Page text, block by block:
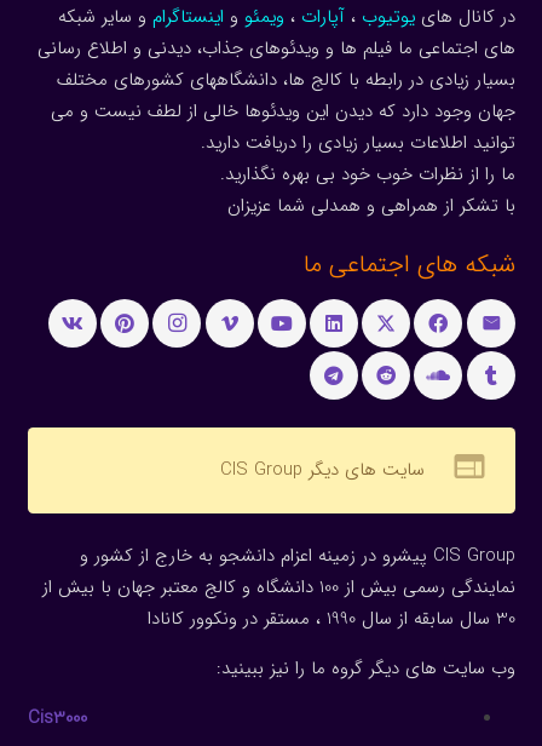
در کانال هاییوتیوب ، آپارات ، ویمئو و اینستاگرام و سایر شبکه
های اجتماعی ما فیلم ها و ویدئوهای جذاب، دیدنی و اطلاع رسانی
بسیار زیادی در رابطه با کالج ها، دانشگاههای کشورهای مختلف
جهان وجود دارد که دیدن این ویدئوها خالی از لطف نیست و می
توانید اطلاعات بسیار زیادی را دریافت دارید.
ما را از نظرات خوب خود بی بهره نگذارید.
با تشکر از همراهی و همدلی شما عزیزان
شبکه های اجتماعی ما
web سایت های دیگر CIS Group
CIS Group پیشرو در زمینه اعزام دانشجو به خارج از کشور و
نمایندگی رسمی بیش از 100 دانشگاه و کالج معتبر جهان با بیش از
30 سال سابقه از سال 1990 ، مستقر در ونکوور کانادا
وب سایت های دیگر گروه ما را نیز ببینید:
Cis3000